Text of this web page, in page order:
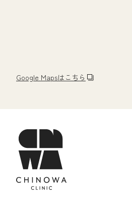
Google Mapsはこちら